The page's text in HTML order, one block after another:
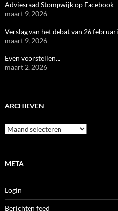
Adviesraad Stompwijk op Facebook
maart 9, 2026
Verslag van het debat van 26 februari
maart 9, 2026
Even voorstellen…
maart 2, 2026
ARCHIEVEN
Archieven
META
Login
Berichten feed